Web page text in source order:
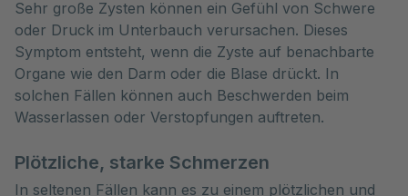
Sehr große Zysten können ein Gefühl von Schwere
oder Druck im Unterbauch verursachen. Dieses
Symptom entsteht, wenn die Zyste auf benachbarte
Organe wie den Darm oder die Blase drückt. In
solchen Fällen können auch Beschwerden beim
Wasserlassen oder Verstopfungen auftreten.
Plötzliche, starke Schmerzen
In seltenen Fällen kann es zu einem plötzlichen und